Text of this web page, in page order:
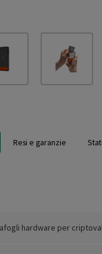
Resi e garanzie
hardware per